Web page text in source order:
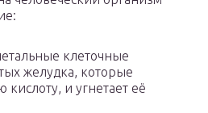
клеточные
желудка, которые
и угнетает её